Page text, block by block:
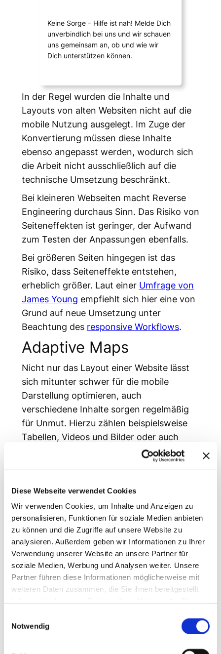
Diese Webseite verwendet Cookies
Wir verwenden Cookies, um Inhalte und Anzeigen zu
personalisieren, Funktionen für soziale Medien anbieten
zu können und die Zugriffe auf unsere Website zu
analysieren. Außerdem geben wir Informationen zu Ihrer
Verwendung unserer Website an unsere Partner für
soziale Medien, Werbung und Analysen weiter. Unsere
Partner führen diese Informationen möglicherweise mit
weiteren Daten zusammen, die Sie ihnen bereitgestellt
Notwendig
Keine Sorge – Hilfe ist nah! Melde Dich
unverbindlich bei uns und wir schauen
uns gemeinsam an, ob und wie wir
Dich unterstützen können.
In der Regel wurden die Inhalte und
Layouts von alten Websiten nicht auf die
mobile Nutzung ausgelegt. Im Zuge der
Konvertierung müssen diese Inhalte
ebenso angepasst werden, wodurch sich
die Arbeit nicht ausschließlich auf die
technische Umsetzung beschränkt.
Bei kleineren Webseiten macht Reverse
Engineering durchaus Sinn. Das Risiko von
Seiteneffekten ist geringer, der Aufwand
zum Testen der Anpassungen ebenfalls.
Bei größeren Seiten hingegen ist das
Risiko, dass Seiteneffekte entstehen,
erheblich größer. Laut einer Umfrage von
James Young empfiehlt sich hier eine von
Grund auf neue Umsetzung unter
Beachtung des responsive Workflows.
Adaptive Maps
Nicht nur das Layout einer Website lässt
sich mitunter schwer für die mobile
Darstellung optimieren, auch
verschiedene Inhalte sorgen regelmäßig
für Unmut. Hierzu zählen beispielsweise
Tabellen, Videos und Bilder oder auch
eingebettete Google Maps. Viele Websiten
verwenden diese Maps. Sie informieren
wo ein Unternehmen ansässig ist, bieten
die Möglichkeit eine Route zu planen oder
zeigen die nächstgelegenen Händler auf.
Um eine Google Maps einzubinden gibt es
viele Varianten. Die einfachste ist die
Einbindung mittels iFrame. Die Einbindung
kann weiters auch mittels Google Maps
Javascript APIoder denGoogle Static
Mapserfolgen.
Die iFrame Variante sieht nicht nur gut